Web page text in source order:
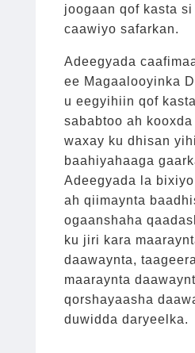
joogaan qof kasta si
caawiyo safarkan.
Adeegyada
ee Magaalooyinka
u eegyihiin qof
sababtoo ah
waxay ku dhisan
baahiyahaaga
Adeegyada la
ah qiimaynta
ogaanshaha
ku jiri kara
daawaynta,
maaraynta
qorshayaasha
duwidda daryeelka.